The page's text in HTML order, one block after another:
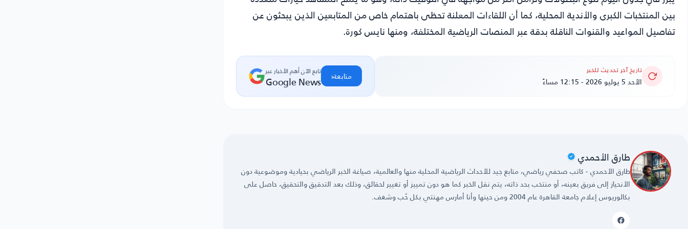
بين المنتخبات الكبرى والأندية المحلية، كما أن اللقاءات المعلنة تحظى باهتمام خاص من المتابعين الذين يبحثون عن
تفاصيل المواعيد والقنوات الناقلة بدقة عبر المنصات الرياضية المختلفة، ومنها نايس كورة.
تاريخ آخر تحديث للخبر
الأحد 5 يوليو 2026 - 12:15 مساءً
تابع الآن أهم الأخبار عبر
Google News متابعة‹
طارق الأحمدي
طارق الأحمدي - كاتب صحفي رياضي، متابع جيد للأحداث الرياضية المحلية منها والعالمية، صياغة الخبر الرياضي بحيادية وموضوعية دون
الأنحياز إلى فريق بعينه، أو منتخب بحد ذاته، يتم نقل الخبر كما هو دون تمييز أو تغيير لحقائق، وذلك بعد التدقيق والتحقيق، حاصل على
بكالوريوس إعلام جامعة القاهرة عام 2004 ومن حينها وأنا أمارس مهنتي بكل حُب وشغف.